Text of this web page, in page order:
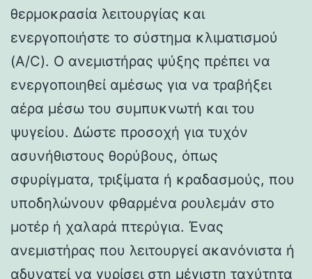
θερμοκρασία λειτουργίας και
ενεργοποιήστε το σύστημα κλιματισμού
(A/C). Ο ανεμιστήρας ψύξης πρέπει να
ενεργοποιηθεί αμέσως για να τραβήξει
αέρα μέσω του συμπυκνωτή και του
ψυγείου. Δώστε προσοχή για τυχόν
ασυνήθιστους θορύβους, όπως
σφυρίγματα, τριξίματα ή κραδασμούς, που
υποδηλώνουν φθαρμένα ρουλεμάν στο
μοτέρ ή χαλαρά πτερύγια. Ένας
ανεμιστήρας που λειτουργεί ακανόνιστα ή
αδυνατεί να γυρίσει στη μέγιστη ταχύτητα